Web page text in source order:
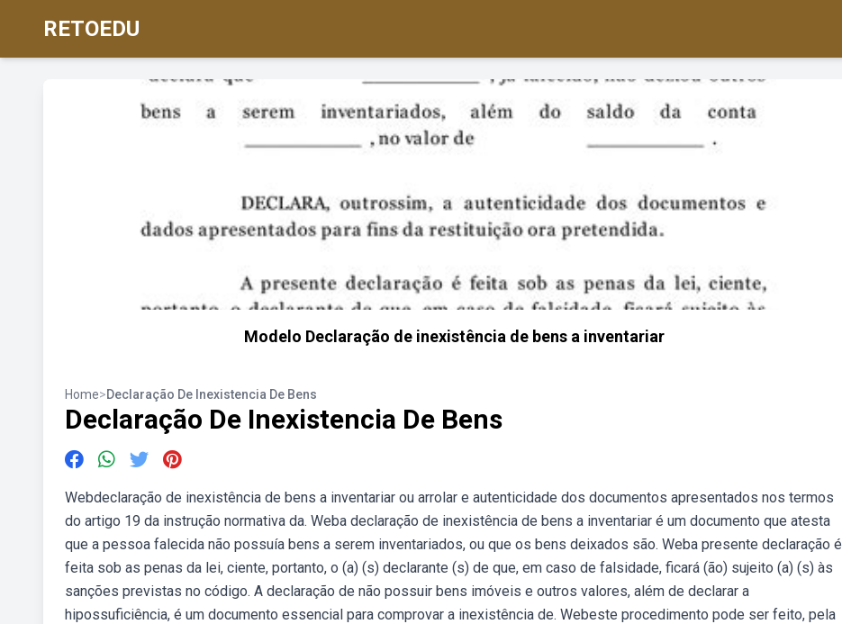
RETOEDU
Modelo Declaração de inexistência de bens a inventariar
Home>Declaração De Inexistencia De Bens
Declaração De Inexistencia De Bens
Webdeclaração de inexistência de bens a inventariar ou arrolar e autenticidade dos documentos apresentados nos termos
do artigo 19 da instrução normativa da. Weba declaração de inexistência de bens a inventariar é um documento que atesta
que a pessoa falecida não possuía bens a serem inventariados, ou que os bens deixados são. Weba presente declaração é
feita sob as penas da lei, ciente, portanto, o (a) (s) declarante (s) de que, em caso de falsidade, ficará (ão) sujeito (a) (s) às
sanções previstas no código. A declaração de não possuir bens imóveis e outros valores, além de declarar a
hipossuficiência, é um documento essencial para comprovar a inexistência de. Webeste procedimento pode ser feito, pela